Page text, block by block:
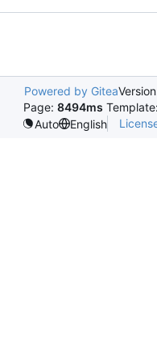
Powered by Gitea
Page: 8494ms Template:
Auto
English